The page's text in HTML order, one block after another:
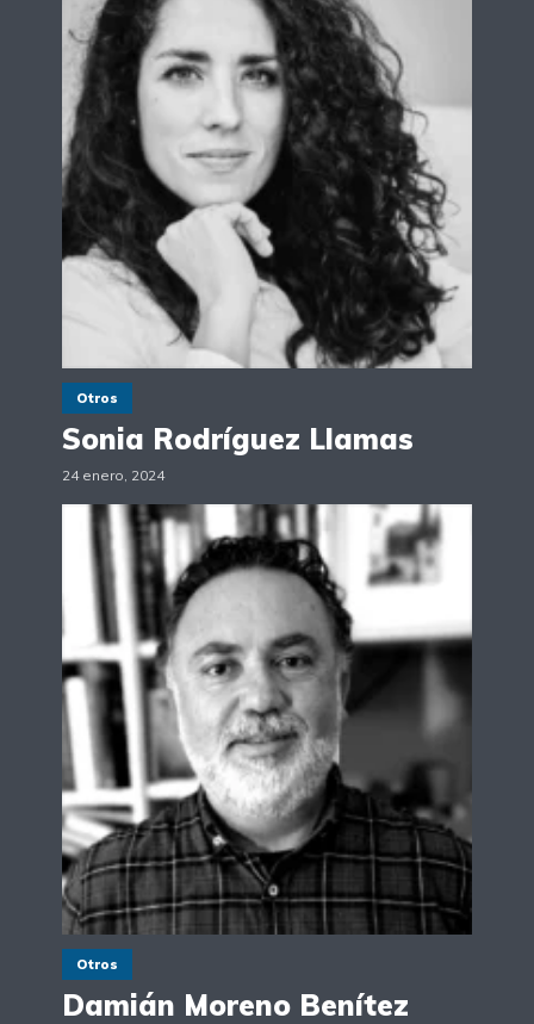
Otros
Sonia Rodríguez Llamas
24 enero, 2024
Otros
Damián Moreno Benítez